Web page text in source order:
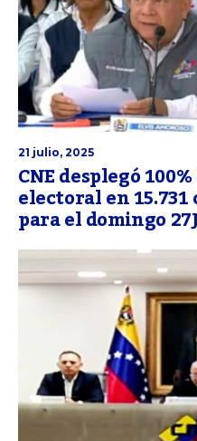
21 julio, 2025
CNE desplegó
electoral en
para el domingo